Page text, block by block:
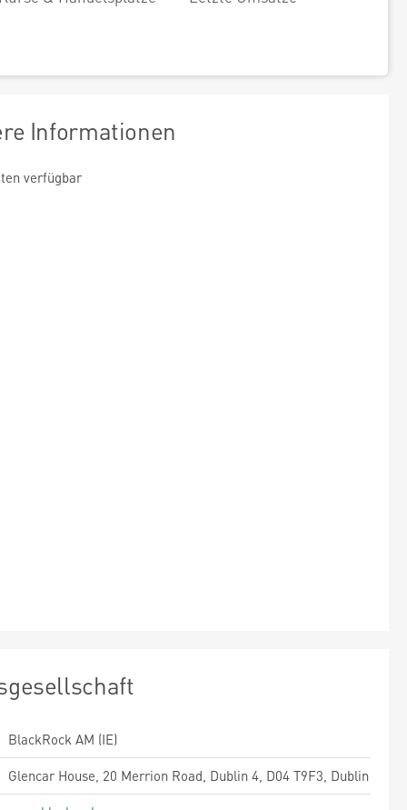
Informationen
verfügbar
BlackRock AM (IE)
Glencar House, 20 Merrion Road, Dublin 4, D04 T9F3, Dublin